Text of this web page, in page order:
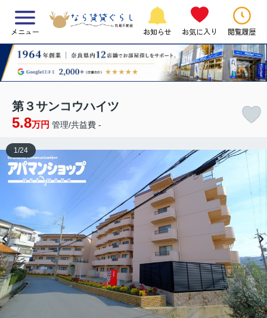
メニュー お知らせ お気に入り 閲覧履歴
第３サンコウハイツ
5.8万円 管理/共益費 -
1/24